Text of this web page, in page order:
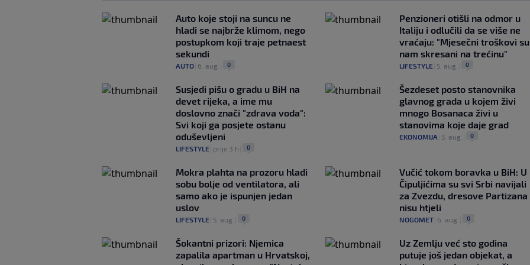
Auto koje stoji na suncu ne
hladi se najbrže klimom, nego
postupkom koji traje petnaest
sekundi
AUTO 6. aug. 0
Penzioneri otišli na odmor u
Italiju i odlučili da se više ne
vraćaju: "Mjesečni troškovi su
nam skresani na trećinu"
LIFESTYLE| 5. aug. 0
Susjedi pišu o gradu u BiH na
devet rijeka, a ime mu
doslovno znači "zdrava voda":
Svi koji ga posjete ostanu
oduševljeni
LIFESTYLE prije 3 h 0
Šezdeset posto stanovnika
glavnog grada u kojem živi
mnogo Bosanaca živi u
stanovima koje daje grad
EKONOMIJA 5. aug. 0
Mokra plahta na prozoru hladi
sobu bolje od ventilatora, ali
samo ako je ispunjen jedan
uslov
LIFESTYLE 5. aug. 0
Vučić tokom boravka u BiH: U
Čipuljićima su svi Srbi navijali
za Zvezdu, dresove Partizana
nisu htjeli
NOGOMET| 6. aug. 0
Šokantni prizori: Njemica
zapalila apartman u Hrvatskoj,
Uz Zemlju već sto godina
putuje još jedan objekat, a